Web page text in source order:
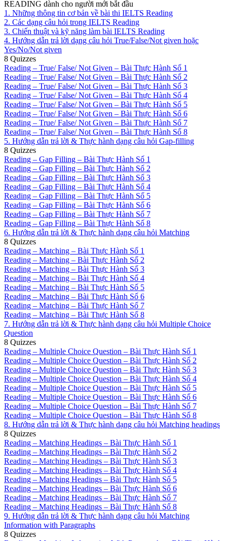
READING dành cho người mới bắt đầu
1. Những thông tin cơ bản về bài thi IELTS Reading
2. Các dạng câu hỏi trong IELTS Reading
3. Chiến thuật và kỹ năng làm bài IELTS Reading
4. Hướng dẫn trả lời dạng câu hỏi True/False/Not given hoặc
Yes/No/Not given
8 Quizzes
Reading – True/ False/ Not Given – Bài Thực Hành Số 1
Reading – True/ False/ Not Given – Bài Thực Hành Số 2
Reading – True/ False/ Not Given – Bài Thực Hành Số 3
Reading – True/ False/ Not Given – Bài Thực Hành Số 4
Reading – True/ False/ Not Given – Bài Thực Hành Số 5
Reading – True/ False/ Not Given – Bài Thực Hành Số 6
Reading – True/ False/ Not Given – Bài Thực Hành Số 7
Reading – True/ False/ Not Given – Bài Thực Hành Số 8
5. Hướng dẫn trả lời & Thực hành dạng câu hỏi Gap-filling
8 Quizzes
Reading – Gap Filling – Bài Thực Hành Số 1
Reading – Gap Filling – Bài Thực Hành Số 2
Reading – Gap Filling – Bài Thực Hành Số 3
Reading – Gap Filling – Bài Thực Hành Số 4
Reading – Gap Filling – Bài Thực Hành Số 5
Reading – Gap Filling – Bài Thực Hành Số 6
Reading – Gap Filling – Bài Thực Hành Số 7
Reading – Gap Filling – Bài Thực Hành Số 8
6. Hướng dẫn trả lời & Thực hành dạng câu hỏi Matching
8 Quizzes
Reading – Matching – Bài Thực Hành Số 1
Reading – Matching – Bài Thực Hành Số 2
Reading – Matching – Bài Thực Hành Số 3
Reading – Matching – Bài Thực Hành Số 4
Reading – Matching – Bài Thực Hành Số 5
Reading – Matching – Bài Thực Hành Số 6
Reading – Matching – Bài Thực Hành Số 7
Reading – Matching – Bài Thực Hành Số 8
7. Hướng dẫn trả lời & Thực hành dạng câu hỏi Multiple Choice
Question
8 Quizzes
Reading – Multiple Choice Question – Bài Thực Hành Số 1
Reading – Multiple Choice Question – Bài Thực Hành Số 2
Reading – Multiple Choice Question – Bài Thực Hành Số 3
Reading – Multiple Choice Question – Bài Thực Hành Số 4
Reading – Multiple Choice Question – Bài Thực Hành Số 5
Reading – Multiple Choice Question – Bài Thực Hành Số 6
Reading – Multiple Choice Question – Bài Thực Hành Số 7
Reading – Multiple Choice Question – Bài Thực Hành Số 8
8. Hướng dẫn trả lời & Thực hành dạng câu hỏi Matching headings
8 Quizzes
Reading – Matching Headings – Bài Thực Hành Số 1
Reading – Matching Headings – Bài Thực Hành Số 2
Reading – Matching Headings – Bài Thực Hành Số 3
Reading – Matching Headings – Bài Thực Hành Số 4
Reading – Matching Headings – Bài Thực Hành Số 5
Reading – Matching Headings – Bài Thực Hành Số 6
Reading – Matching Headings – Bài Thực Hành Số 7
Reading – Matching Headings – Bài Thực Hành Số 8
9. Hướng dẫn trả lời & Thực hành dạng câu hỏi Matching
Information with Paragraphs
8 Quizzes